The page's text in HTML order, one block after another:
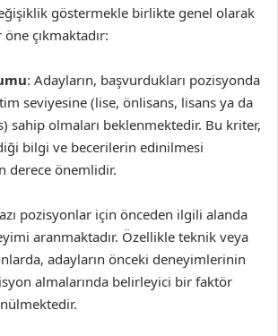
göstermekle birlikte genel olarak
çıkmaktadır:
: Adayların, başvurdukları pozisyonda
seviyesine (lise, önlisans, lisans ya da
sahip olmaları beklenmektedir. Bu kriter,
bilgi ve becerilerin edinilmesi
derece önemlidir.
pozisyonlar için önceden ilgili alanda
aranmaktadır. Özellikle teknik veya
adayların önceki deneyimlerinin
almalarında belirleyici bir faktör